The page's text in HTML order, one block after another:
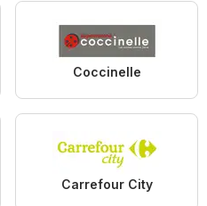
Coccinelle
Carrefour City